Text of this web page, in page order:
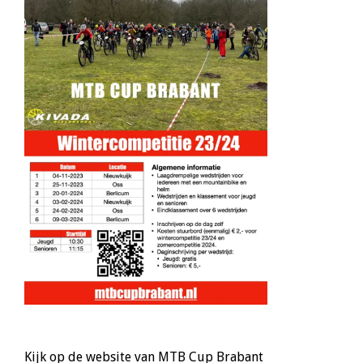
Kijk op de website van MTB Cup Brabant